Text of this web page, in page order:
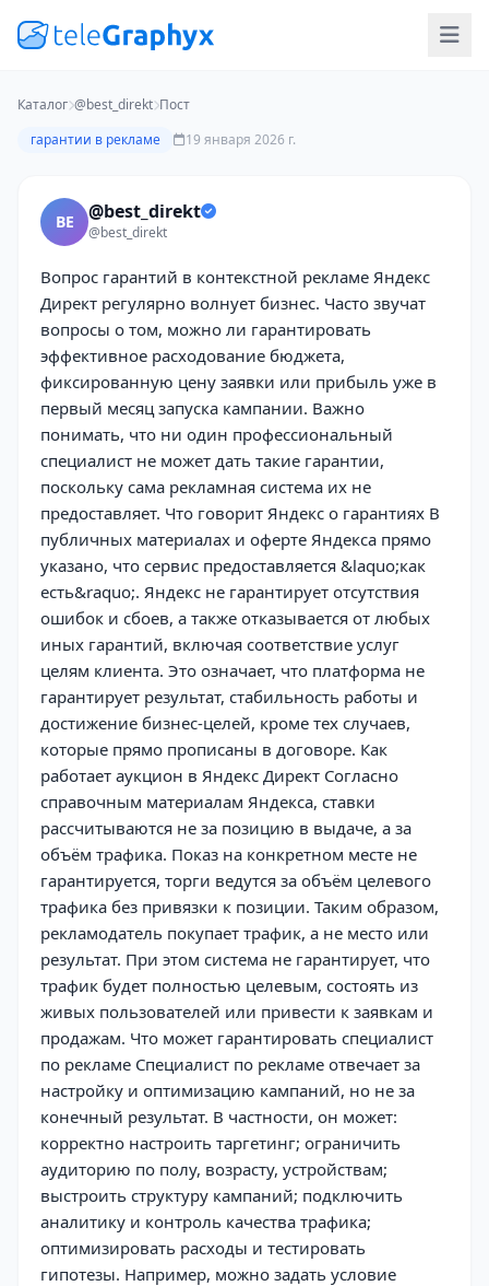
Каталог @best_direkt Пост
гарантии в рекламе
19 января 2026 г.
BE @best_direkt
@best_direkt
Вопрос гарантий в контекстной рекламе Яндекс
Директ регулярно волнует бизнес. Часто звучат
вопросы о том, можно ли гарантировать
эффективное расходование бюджета,
фиксированную цену заявки или прибыль уже в
первый месяц запуска кампании. Важно
понимать, что ни один профессиональный
специалист не может дать такие гарантии,
поскольку сама рекламная система их не
предоставляет. Что говорит Яндекс о гарантиях В
публичных материалах и оферте Яндекса прямо
указано, что сервис предоставляется &laquo;как
есть&raquo;. Яндекс не гарантирует отсутствия
ошибок и сбоев, а также отказывается от любых
иных гарантий, включая соответствие услуг
целям клиента. Это означает, что платформа не
гарантирует результат, стабильность работы и
достижение бизнес-целей, кроме тех случаев,
которые прямо прописаны в договоре. Как
работает аукцион в Яндекс Директ Согласно
справочным материалам Яндекса, ставки
рассчитываются не за позицию в выдаче, а за
объём трафика. Показ на конкретном месте не
гарантируется, торги ведутся за объём целевого
трафика без привязки к позиции. Таким образом,
рекламодатель покупает трафик, а не место или
результат. При этом система не гарантирует, что
трафик будет полностью целевым, состоять из
живых пользователей или привести к заявкам и
продажам. Что может гарантировать специалист
по рекламе Специалист по рекламе отвечает за
настройку и оптимизацию кампаний, но не за
конечный результат. В частности, он может:
корректно настроить таргетинг; ограничить
аудиторию по полу, возрасту, устройствам;
выстроить структуру кампаний; подключить
аналитику и контроль качества трафика;
оптимизировать расходы и тестировать
гипотезы. Например, можно задать условие